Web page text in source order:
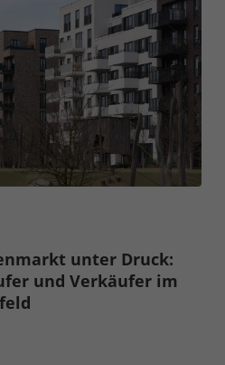
unter Druck:
und Verkäufer im